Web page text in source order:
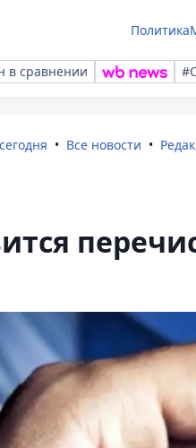
Политика
в сравнении
Все новости